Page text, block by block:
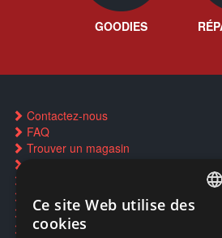
GOODIES
Contactez-nous
FAQ
Trouver un magasin
Restauration CD griffés
Réparations & SAV
Smartpoints
Ce site Web utilise des
cookies